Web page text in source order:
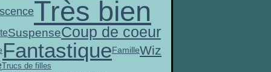
Très bien
SuspenseCoup de coeur
FantastiqueFamilleWiz
Trucs de filles